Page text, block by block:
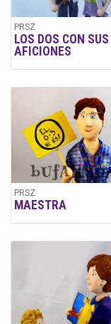
PRSZ
LOS DOS CON SUS
AFICIONES
PRSZ
MAESTRA